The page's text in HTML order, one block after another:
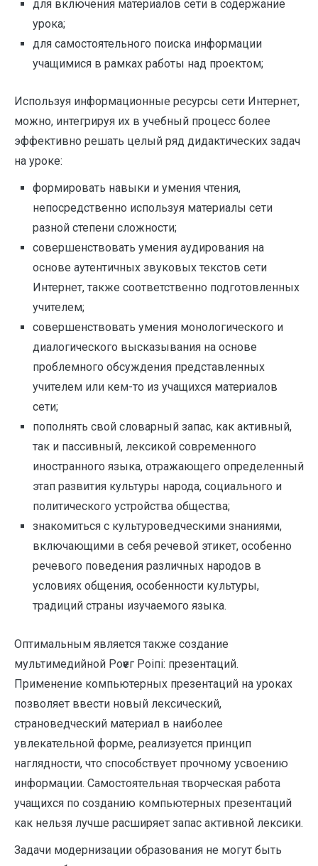
для включения материалов сети в содержание
урока;
для самостоятельного поиска информации
учащимися в рамках работы над проектом;
Используя информационные ресурсы сети Интернет,
можно, интегрируя их в учебный процесс более
эффективно решать целый ряд дидактических задач
на уроке:
формировать навыки и умения чтения,
непосредственно используя материалы сети
разной степени сложности;
совершенствовать умения аудирования на
основе аутентичных звуковых текстов сети
Интернет, также соответственно подготовленных
учителем;
совершенствовать умения монологического и
диалогического высказывания на основе
проблемного обсуждения представленных
учителем или кем-то из учащихся материалов
сети;
пополнять свой словарный запас, как активный,
так и пассивный, лексикой современного
иностранного языка, отражающего определенный
этап развития культуры народа, социального и
политического устройства общества;
знакомиться с культуроведческими знаниями,
включающими в себя речевой этикет, особенно
речевого поведения различных народов в
условиях общения, особенности культуры,
традиций страны изучаемого языка.
Оптимальным является также создание
мультимедийной Роѵѵег Роіпі: презентаций.
Применение компьютерных презентаций на уроках
позволяет ввести новый лексический,
страноведческий материал в наиболее
увлекательной форме, реализуется принцип
наглядности, что способствует прочному усвоению
информации. Самостоятельная творческая работа
учащихся по созданию компьютерных презентаций
как нельзя лучше расширяет запас активной лексики.
Задачи модернизации образования не могут быть